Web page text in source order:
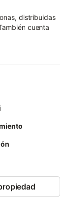
distribuidas
cuenta
lavavajillas,
con
uno
de gas,
mobiliario de
vistas, se ubica
ideal para
que cubre la